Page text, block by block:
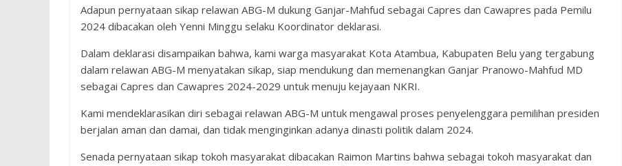
Adapun pernyataan sikap relawan ABG-M dukung Ganjar-Mahfud sebagai Capres dan Cawapres pada Pemilu
2024 dibacakan oleh Yenni Minggu selaku Koordinator deklarasi.
Dalam deklarasi disampaikan bahwa, kami warga masyarakat Kota Atambua, Kabupaten Belu yang tergabung
dalam relawan ABG-M menyatakan sikap, siap mendukung dan memenangkan Ganjar Pranowo-Mahfud MD
sebagai Capres dan Cawapres 2024-2029 untuk menuju kejayaan NKRI.
Kami mendeklarasikan diri sebagai relawan ABG-M untuk mengawal proses penyelenggara pemilihan presiden
berjalan aman dan damai, dan tidak menginginkan adanya dinasti politik dalam 2024.
Senada pernyataan sikap tokoh masyarakat dibacakan Raimon Martins bahwa sebagai tokoh masyarakat dan